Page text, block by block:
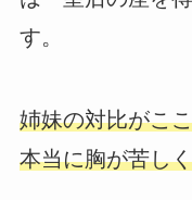
す。
姉妹の対比がこ
本当に胸が苦し